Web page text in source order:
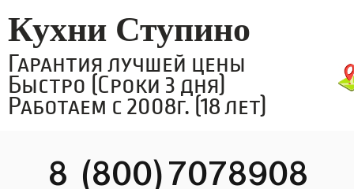
Кухни Ступино
Гарантия лучшей цены
Быстро (Сроки 3 дня)
Работаем с 2008г. (18 лет)
8 (800)7078908